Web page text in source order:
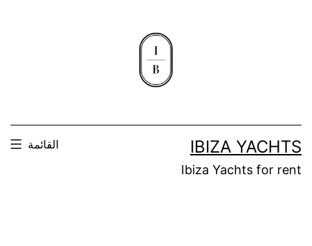
IBIZA YACHTS
Ibiza Yachts for rent
القائمة